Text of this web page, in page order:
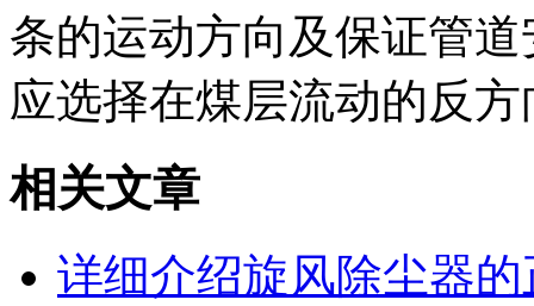
条的运动方向及保证管
应选择在煤层流动的反方
相关文章
详细介绍旋风除尘器